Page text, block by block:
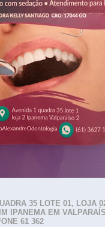
35 LOTE 01, LOJA
IPANEMA EM
61 362